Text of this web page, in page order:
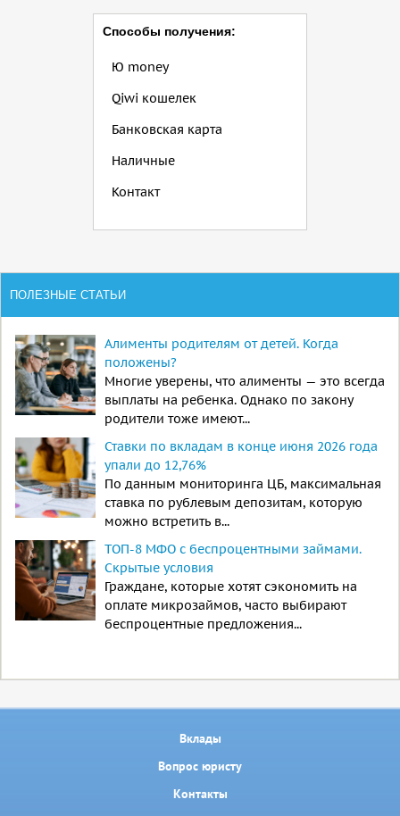
Способы получения:
Ю money
Qiwi кошелек
Банковская карта
Наличные
Контакт
ПОЛЕЗНЫЕ СТАТЬИ
Алименты родителям от детей. Когда
положены?
Многие уверены, что алименты — это всегда
выплаты на ребенка. Однако по закону
родители тоже имеют...
Ставки по вкладам в конце июня 2026 года
упали до 12,76%
По данным мониторинга ЦБ, максимальная
ставка по рублевым депозитам, которую
можно встретить в...
ТОП-8 МФО с беспроцентными займами.
Скрытые условия
Граждане, которые хотят сэкономить на
оплате микрозаймов, часто выбирают
беспроцентные предложения...
Вклады
Вопрос юристу
Контакты